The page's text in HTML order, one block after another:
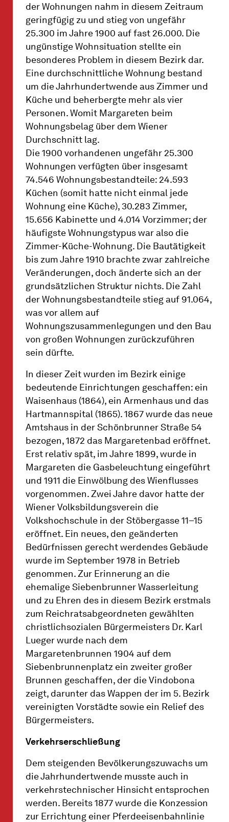
der Wohnungen nahm in diesem Zeitraum
geringfügig zu und stieg von ungefähr
25.300 im Jahre 1900 auf fast 26.000. Die
ungünstige Wohnsituation stellte ein
besonderes Problem in diesem Bezirk dar.
Eine durchschnittliche Wohnung bestand
um die Jahrhundertwende aus Zimmer und
Küche und beherbergte mehr als vier
Personen. Womit Margareten beim
Wohnungsbelag über dem Wiener
Durchschnitt lag.
Die 1900 vorhandenen ungefähr 25.300
Wohnungen verfügten über insgesamt
74.546 Wohnungsbestandteile: 24.593
Küchen (somit hatte nicht einmal jede
Wohnung eine Küche), 30.283 Zimmer,
15.656 Kabinette und 4.014 Vorzimmer; der
häufigste Wohnungstypus war also die
Zimmer-Küche-Wohnung. Die Bautätigkeit
bis zum Jahre 1910 brachte zwar zahlreiche
Veränderungen, doch änderte sich an der
grundsätzlichen Struktur nichts. Die Zahl
der Wohnungsbestandteile stieg auf 91.064,
was vor allem auf
Wohnungszusammenlegungen und den Bau
von großen Wohnungen zurückzuführen
sein dürfte.
In dieser Zeit wurden im Bezirk einige
bedeutende Einrichtungen geschaffen: ein
Waisenhaus (1864), ein Armenhaus und das
Hartmannspital (1865). 1867 wurde das neue
Amtshaus in der Schönbrunner Straße 54
bezogen, 1872 das Margaretenbad eröffnet.
Erst relativ spät, im Jahre 1899, wurde in
Margareten die Gasbeleuchtung eingeführt
und 1911 die Einwölbung des Wienflusses
vorgenommen. Zwei Jahre davor hatte der
Wiener Volksbildungsverein die
Volkshochschule in der Stöbergasse 11–15
eröffnet. Ein neues, den geänderten
Bedürfnissen gerecht werdendes Gebäude
wurde im September 1978 in Betrieb
genommen. Zur Erinnerung an die
ehemalige Siebenbrunner Wasserleitung
und zu Ehren des in diesem Bezirk erstmals
zum Reichratsabgeordneten gewählten
christlichsozialen Bürgermeisters Dr. Karl
Lueger wurde nach dem
Margaretenbrunnen 1904 auf dem
Siebenbrunnenplatz ein zweiter großer
Brunnen geschaffen, der die Vindobona
zeigt, darunter das Wappen der im 5. Bezirk
vereinigten Vorstädte sowie ein Relief des
Bürgermeisters.
Verkehrserschließung
Dem steigenden Bevölkerungszuwachs um
die Jahrhundertwende musste auch in
verkehrstechnischer Hinsicht entsprochen
werden. Bereits 1877 wurde die Konzession
zur Errichtung einer Pferdeeisenbahnlinie